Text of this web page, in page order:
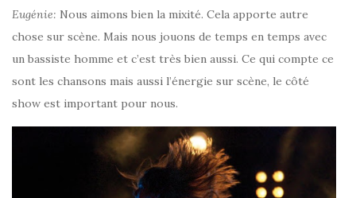
Eugénie: Nous aimons bien la mixité. Cela apporte autre
chose sur scène. Mais nous jouons de temps en temps avec
un bassiste homme et c’est très bien aussi. Ce qui compte ce
sont les chansons mais aussi l’énergie sur scène, le côté
show est important pour nous.